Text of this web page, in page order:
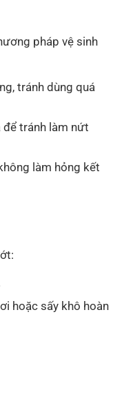
pháp vệ sinh
tránh dùng quá
để tránh làm nứt
làm hỏng kết
hoặc sấy khô hoàn